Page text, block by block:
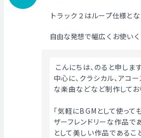
トラック２はループ仕様とな
自由な発想で幅広くお使い
中心に、クラシカル、アコー
な楽曲などなど制作してお
「気軽にBGMとして使って
ザーフレンドリーな作品で
として美しい作品であるこ